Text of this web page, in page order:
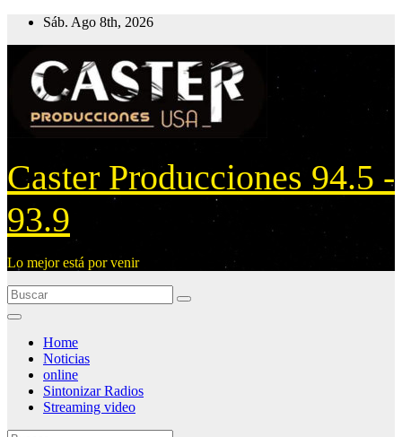
Sáb. Ago 8th, 2026
Caster Producciones 94.5 -
93.9
Lo mejor está por venir
Home
Noticias
online
Sintonizar Radios
Streaming video